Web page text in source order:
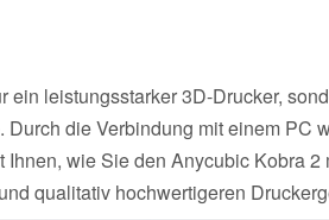
ein leistungsstarker 3D-Drucker,
die Verbindung mit einem PC
wie Sie den Anycubic Kobra
qualitativ hochwertigeren